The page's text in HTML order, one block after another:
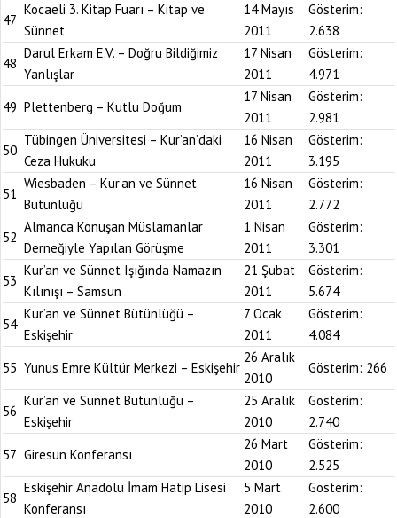
47
Kocaeli 3. Kitap Fuarı – Kitap ve
Sünnet
14 Mayıs
2011
Gösterim:
2.638
48
Darul Erkam E.V. – Doğru Bildiğimiz
Yanlışlar
17 Nisan
2011
Gösterim:
4.971
49 Plettenberg – Kutlu Doğum
17 Nisan
2011
Gösterim:
2.981
50
Tübingen Üniversitesi – Kur’an’daki
Ceza Hukuku
16 Nisan
2011
Gösterim:
3.195
51
Wiesbaden – Kur’an ve Sünnet
Bütünlüğü
16 Nisan
2011
Gösterim:
2.772
52
Almanca Konuşan Müslamanlar
Derneğiyle Yapılan Görüşme
1 Nisan
2011
Gösterim:
3.301
53
Kur’an ve Sünnet Işığında Namazın
Kılınışı – Samsun
21 Şubat
2011
Gösterim:
5.674
54
Kur’an ve Sünnet Bütünlüğü –
Eskişehir
7 Ocak
2011
Gösterim:
4.084
55 Yunus Emre Kültür Merkezi – Eskişehir
26 Aralık
2010
Gösterim: 266
56
Kur’an ve Sünnet Bütünlüğü –
Eskişehir
25 Aralık
2010
Gösterim:
2.740
57 Giresun Konferansı
26 Mart
2010
Gösterim:
2.525
58
Eskişehir Anadolu İmam Hatip Lisesi
Konferansı
5 Mart
2010
Gösterim:
2.600